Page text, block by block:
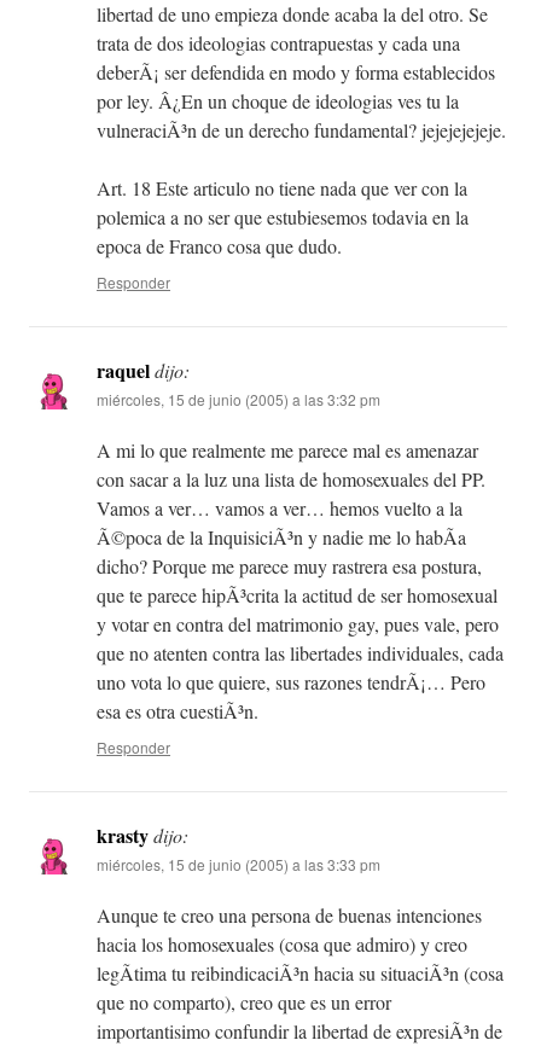
libertad de uno empieza donde acaba la del otro. Se
trata de dos ideologias contrapuestas y cada una
deberÃ¡ ser defendida en modo y forma establecidos
por ley. Â¿En un choque de ideologias ves tu la
vulneraciÃ³n de un derecho fundamental? jejejejejeje.
Art. 18 Este articulo no tiene nada que ver con la
polemica a no ser que estubiesemos todavia en la
epoca de Franco cosa que dudo.
Responder
raqueldijo:
miércoles, 15 de junio (2005) a las 3:32 pm
A mi lo que realmente me parece mal es amenazar
con sacar a la luz una lista de homosexuales del PP.
Vamos a ver… vamos a ver… hemos vuelto a la
Ã©poca de la InquisiciÃ³n y nadie me lo habÃ­a
dicho? Porque me parece muy rastrera esa postura,
que te parece hipÃ³crita la actitud de ser homosexual
y votar en contra del matrimonio gay, pues vale, pero
que no atenten contra las libertades individuales, cada
uno vota lo que quiere, sus razones tendrÃ¡… Pero
esa es otra cuestiÃ³n.
Responder
krastydijo:
miércoles, 15 de junio (2005) a las 3:33 pm
Aunque te creo una persona de buenas intenciones
hacia los homosexuales (cosa que admiro) y creo
legÃ­tima tu reibindicaciÃ³n hacia su situaciÃ³n (cosa
que no comparto), creo que es un error
importantisimo confundir la libertad de expresiÃ³n de